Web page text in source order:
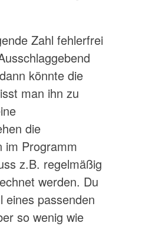
Zahl fehlerfrei
könnte die
man ihn zu
die
im Programm
z.B. regelmäßig
werden. Du
passenden
so wenig wie